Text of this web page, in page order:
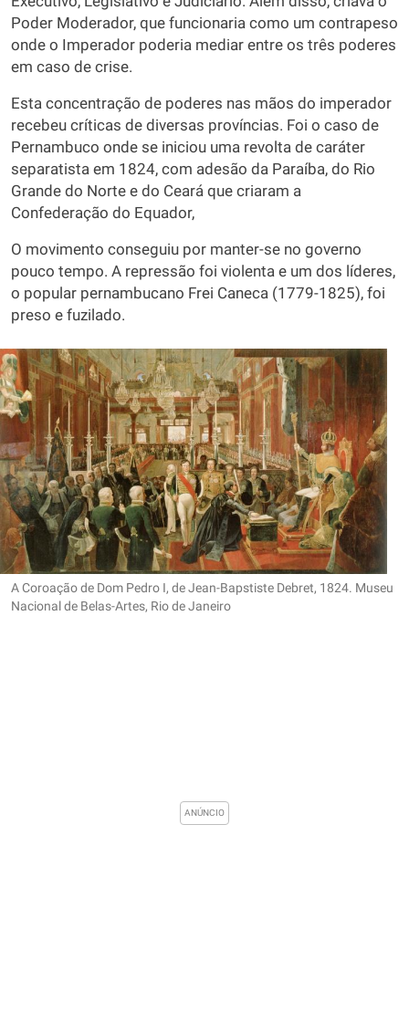
Poder Moderador, que funcionaria como um contrapeso
onde o Imperador poderia mediar entre os três poderes
em caso de crise.
Esta concentração de poderes nas mãos do imperador
recebeu críticas de diversas províncias. Foi o caso de
Pernambuco onde se iniciou uma revolta de caráter
separatista em 1824, com adesão da Paraíba, do Rio
Grande do Norte e do Ceará que criaram a
Confederação do Equador,
O movimento conseguiu por manter-se no governo
pouco tempo. A repressão foi violenta e um dos líderes,
o popular pernambucano Frei Caneca (1779-1825), foi
preso e fuzilado.
A Coroação de Dom Pedro I, de Jean-Bapstiste Debret, 1824. Museu
Nacional de Belas-Artes, Rio de Janeiro